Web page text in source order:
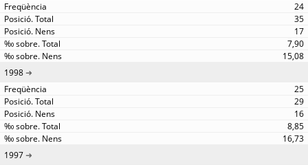
24
35
17
7,90
15,08
1998
25
29
16
8,85
16,73
1997